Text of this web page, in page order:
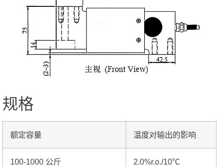
规格
额定容量 温度对输出的影响
100-1000 公斤 2.0%r.o./10℃